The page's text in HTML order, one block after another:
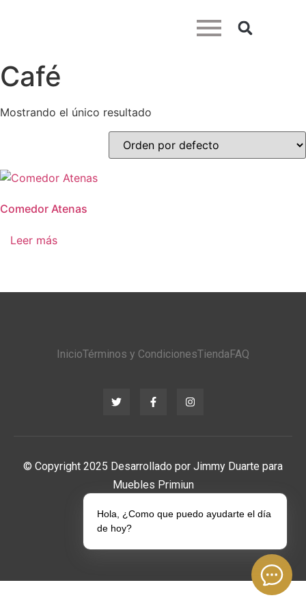
Café
Mostrando el único resultado
Comedor Atenas
Leer más
InicioTérminos y CondicionesTienda FAQ
© Copyright 2025 Desarrollado por Jimmy Duarte para
Muebles Primiun
Políticas de Privacidad
Hola, ¿Como que puedo ayudarte el día
de hoy?